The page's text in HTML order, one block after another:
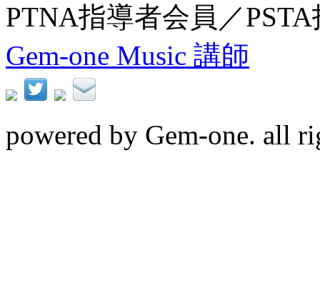
PTNA指導者会員／
Gem-one Music 講師
powered by Gem-one. all